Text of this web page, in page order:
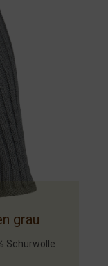
grau
Schurwolle